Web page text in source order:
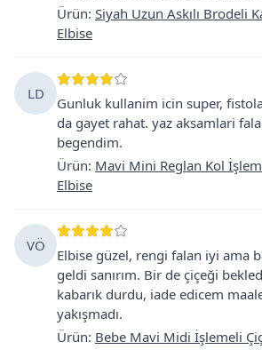
Ürün: Siyah Uzun Askılı Brodeli
Elbise
LD
Gunluk kullanim icin super,
da gayet rahat. yaz aksamlari
begendim.
Ürün: Mavi Mini Reglan Kol
Elbise
VÖ
Elbise güzel, rengi falan iyi ama
geldi sanırım. Bir de çiçeği
kabarık durdu, iade edicem
yakışmadı.
Ürün: Bebe Mavi Midi İşlemeli